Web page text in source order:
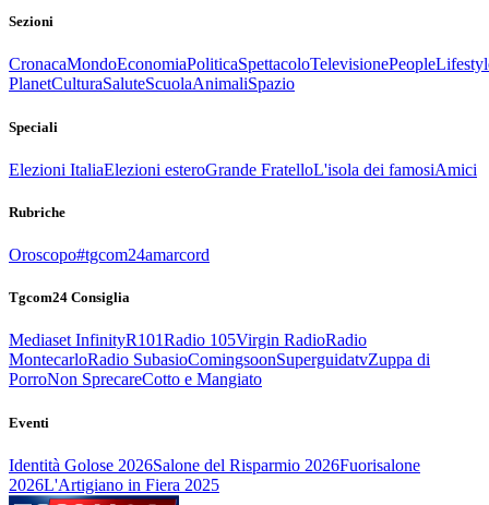
Sezioni
CronacaMondoEconomiaPoliticaSpettacoloTelevisionePeople
PlanetCulturaSaluteScuolaAnimaliSpazio
Speciali
Elezioni ItaliaElezioni esteroGrande FratelloL'isola dei famosiAmici
Rubriche
Oroscopo#tgcom24amarcord
Tgcom24 Consiglia
Mediaset InfinityR101Radio 105Virgin RadioRadio
MontecarloRadio SubasioComingsoonSuperguidatvZuppa di
PorroNon SprecareCotto e Mangiato
Eventi
Identità Golose 2026Salone del Risparmio 2026Fuorisalone
2026L'Artigiano in Fiera 2025